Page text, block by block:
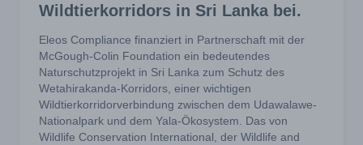
Wildtierkorridors in Sri Lanka bei.
Eleos Compliance finanziert in Partnerschaft mit der
McGough-Colin Foundation ein bedeutendes
Naturschutzprojekt in Sri Lanka zum Schutz des
Wetahirakanda-Korridors, einer wichtigen
Wildtierkorridorverbindung zwischen dem Udawalawe-
Nationalpark und dem Yala-Ökosystem. Das von
Wildlife Conservation International, der Wildlife and